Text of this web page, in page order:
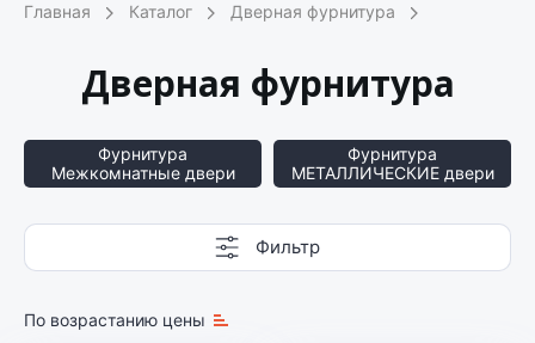
Главная Каталог Дверная фурнитура
Дверная фурнитура
Фурнитура
Межкомнатные двери
Фурнитура
МЕТАЛЛИЧЕСКИЕ двери
Фильтр
По возрастанию цены